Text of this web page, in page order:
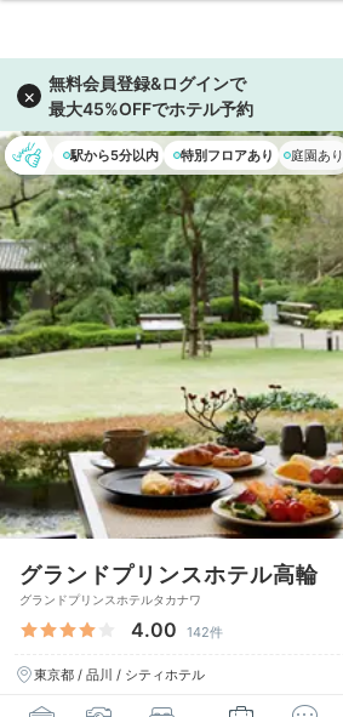
駅から5分以内 特別フロアあり 庭園あり
グランドプリンスホテル高輪
グランドプリンスホテルタカナワ
4.00 142件
東京都 / 品川 / シティホテル